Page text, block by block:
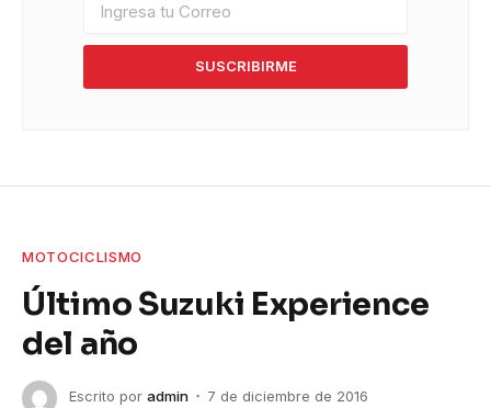
SUSCRIBIRME
MOTOCICLISMO
Último Suzuki Experience
del año
Escrito por admin
7 de diciembre de 2016